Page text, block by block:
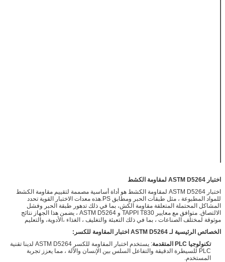
اختبار ASTM D5264 لمقاومة الكشط
اختبار ASTM D5264 لمقاومة الكشط هو أداة أساسية مصممة لتقييم مقاومة الكشط
للمواد المطبوعة ، مثل طبقات الحبر ومطابق PS.هذه معدات الاختبار القوية تحدد
المشاكل المحتملة المتعلقة مقاومة الكش، بما في ذلك تدهور طبقة الحبر وفشل
الالتصاق. متوافق مع معايير TAPPI T830 و ASTM D5264 ، يضمن هذا الجهاز نتائج
موثوقة لمختلف الصناعات ، بما في ذلك التعبئة والتغليف ، الغذاء ،الأدوية، والتعليم
الخصائص الرئيسية لـ ASTM D5264 اختبار المقاومة للكسر:
تكنولوجيا PLC المتقدمة
: يستخدم اختبار المقاومة للكسر ASTM D5264 لدينا تقنية
PLC للسيطرة الدقيقة والتفاعل السلس بين الإنسان والآلة ، مما يعزز تجربة
المستخدم.